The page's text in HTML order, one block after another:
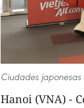
Ciudades
Hanoi (VNA) -